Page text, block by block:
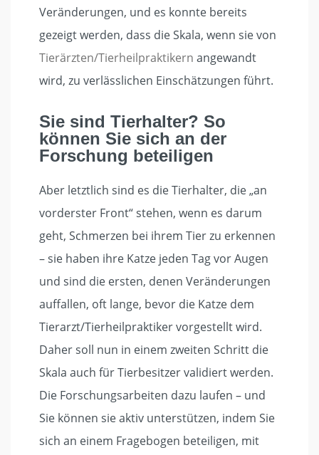
Veränderungen, und es konnte bereits
gezeigt werden, dass die Skala, wenn sie von
Tierärzten/Tierheilpraktikern angewandt
wird, zu verlässlichen Einschätzungen führt.
Sie sind Tierhalter? So
können Sie sich an der
Forschung beteiligen
Aber letztlich sind es die Tierhalter, die „an
vorderster Front“ stehen, wenn es darum
geht, Schmerzen bei ihrem Tier zu erkennen
– sie haben ihre Katze jeden Tag vor Augen
und sind die ersten, denen Veränderungen
auffallen, oft lange, bevor die Katze dem
Tierarzt/Tierheilpraktiker vorgestellt wird.
Daher soll nun in einem zweiten Schritt die
Skala auch für Tierbesitzer validiert werden.
Die Forschungsarbeiten dazu laufen – und
Sie können sie aktiv unterstützen, indem Sie
sich an einem Fragebogen beteiligen, mit